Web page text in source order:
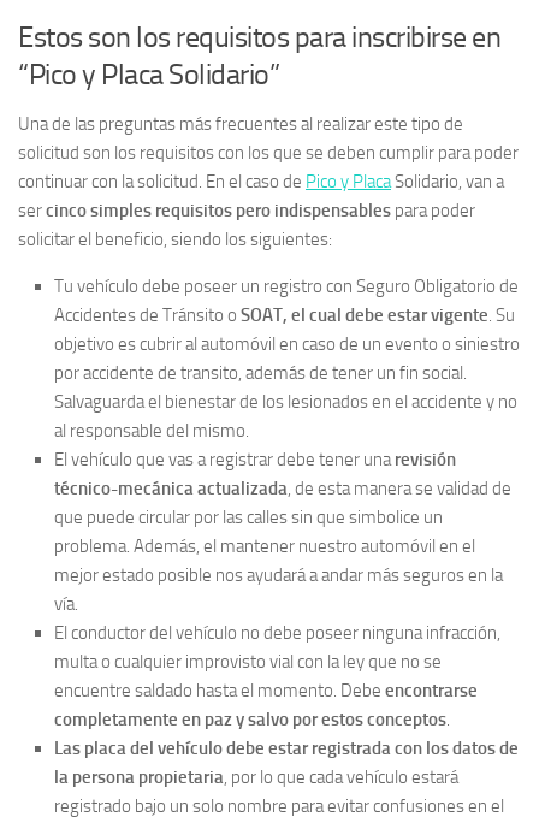
Estos son los requisitos para inscribirse en
“Pico y Placa Solidario”
Una de las preguntas más frecuentes al realizar este tipo de
solicitud son los requisitos con los que se deben cumplir para poder
continuar con la solicitud. En el caso de Pico y PlacaSolidario, van a
sercinco simples requisitos pero indispensables para poder
solicitar el beneficio, siendo los siguientes:
Tu vehículo debe poseer un registro con Seguro Obligatorio de
Accidentes de Tránsito o SOAT, el cual debe estar vigente. Su
objetivo es cubrir al automóvil en caso de un evento o siniestro
por accidente de transito, además de tener un fin social.
Salvaguarda el bienestar de los lesionados en el accidente y no
al responsable del mismo.
El vehículo que vas a registrar debe tener unarevisión
técnico-mecánica actualizada, de esta manera se validad de
que puede circular por las calles sin que simbolice un
problema. Además, el mantener nuestro automóvil en el
mejor estado posible nos ayudará a andar más seguros en la
vía.
El conductor del vehículo no debe poseer ninguna infracción,
multa o cualquier improvisto vial con la ley que no se
encuentre saldado hasta el momento. Debe encontrarse
completamente en paz y salvo por estos conceptos.
Las placa del vehículo debe estar registrada con los datos de
la persona propietaria, por lo que cada vehículo estará
registrado bajo un solo nombre para evitar confusiones en el